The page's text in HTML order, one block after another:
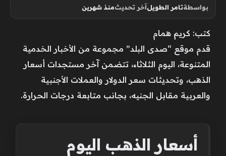
بواسطةتامر الطويلآخر تحديثمنذ شهرين
كتب: كريم همام
قدم موقع “صدى البلد” مجموعة من الأخبار الخدمية
المتنوعة، اليوم الثلاثاء، تتضمن آخر مستجدات أسعار
الذهب، وتحديثات سعر الدولار والعملات الأجنبية
والعربية مقابل الجنيه، بجانب متابعة درجات الحرارة.
أسعار الذهب اليوم